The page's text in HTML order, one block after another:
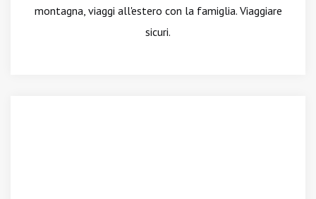
montagna, viaggi all'estero con la famiglia. Viaggiare
sicuri.